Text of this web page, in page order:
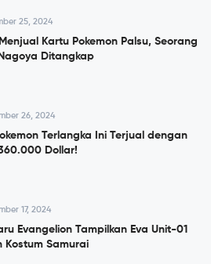
25, 2024
Kartu Pokemon Palsu, Seorang
Ditangkap
26, 2024
Terlangka Ini Terjual dengan
Dollar!
17, 2024
Evangelion Tampilkan Eva Unit-01
Kostum Samurai